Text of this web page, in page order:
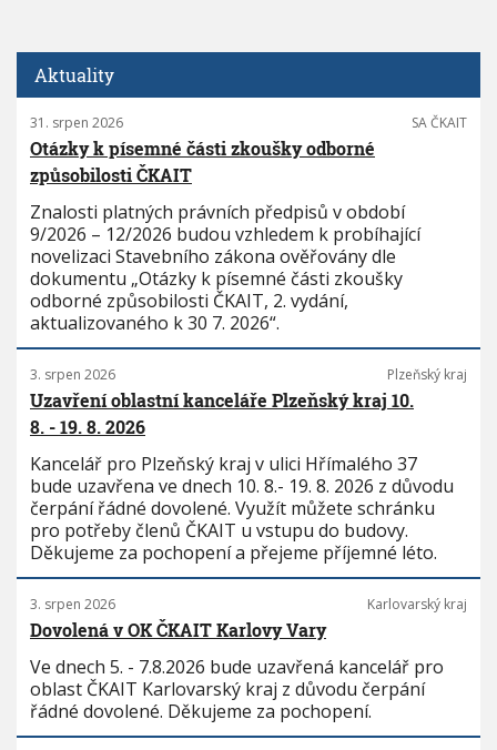
Aktuality
31. srpen 2026 SA ČKAIT
Otázky k písemné části zkoušky odborné
způsobilosti ČKAIT
Znalosti platných právních předpisů v období
9/2026 – 12/2026 budou vzhledem k probíhající
novelizaci Stavebního zákona ověřovány dle
dokumentu „Otázky k písemné části zkoušky
odborné způsobilosti ČKAIT, 2. vydání,
aktualizovaného k 30 7. 2026“.
3. srpen 2026 Plzeňský kraj
Uzavření oblastní kanceláře Plzeňský kraj 10.
8. - 19. 8. 2026
Kancelář pro Plzeňský kraj v ulici Hřímalého 37
bude uzavřena ve dnech 10. 8.- 19. 8. 2026 z důvodu
čerpání řádné dovolené. Využít můžete schránku
pro potřeby členů ČKAIT u vstupu do budovy.
Děkujeme za pochopení a přejeme příjemné léto.
3. srpen 2026 Karlovarský kraj
Dovolená v OK ČKAIT Karlovy Vary
Ve dnech 5. - 7.8.2026 bude uzavřená kancelář pro
oblast ČKAIT Karlovarský kraj z důvodu čerpání
řádné dovolené. Děkujeme za pochopení.